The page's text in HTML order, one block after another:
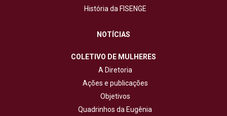
História da FISENGE
NOTÍCIAS
COLETIVO DE MULHERES
A Diretoria
Ações e publicações
Objetivos
Quadrinhos da Eugênia